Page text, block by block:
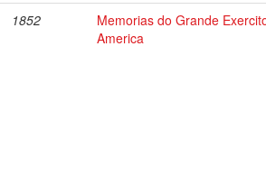
1852
Memorias do Grande
America